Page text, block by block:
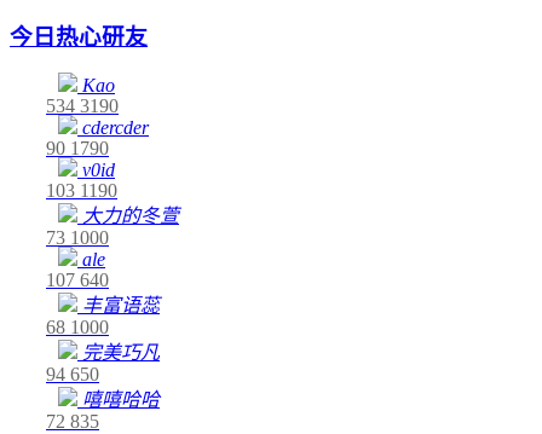
今日热心研友
Kao
534 3190
cdercder
90 1790
v0id
103 1190
大力的冬萱
73 1000
ale
107 640
丰富语蕊
68 1000
完美巧凡
94 650
嘻嘻哈哈
72 835